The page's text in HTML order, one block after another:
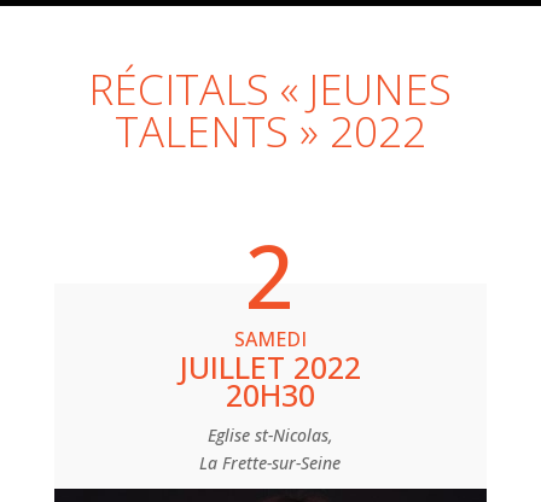
RÉCITALS « JEUNES
TALENTS » 2022
2
SAMEDI
JUILLET 2022
20H30
Eglise st-Nicolas,
La Frette-sur-Seine